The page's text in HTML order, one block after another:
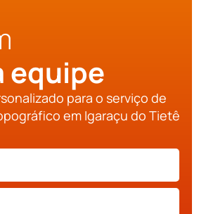
equipe
para o serviço de
em Igaraçu do Tietê